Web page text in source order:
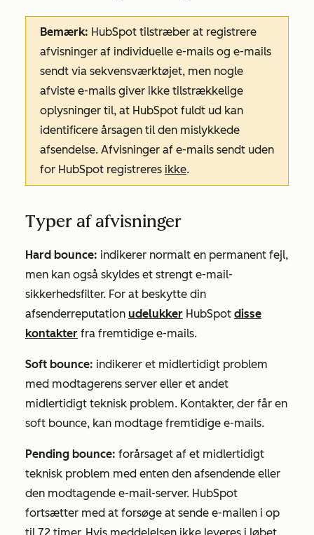
Bemærk: HubSpot tilstræber at registrere
afvisninger af individuelle e-mails og e-mails
sendt via sekvensværktøjet, men nogle
afviste e-mails giver ikke tilstrækkelige
oplysninger til, at HubSpot fuldt ud kan
identificere årsagen til den mislykkede
afsendelse. Afvisninger af e-mails sendt uden
for HubSpot registreres ikke.
Typer af afvisninger
Hard bounce: indikerer normalt en permanent fejl,
men kan også skyldes et strengt e-mail-
sikkerhedsfilter. For at beskytte din
afsenderreputation udelukker HubSpot disse
kontakter fra fremtidige e-mails.
Soft bounce: indikerer et midlertidigt problem
med modtagerens server eller et andet
midlertidigt teknisk problem. Kontakter, der får en
soft bounce, kan modtage fremtidige e-mails.
Pending bounce: forårsaget af et midlertidigt
teknisk problem med enten den afsendende eller
den modtagende e-mail-server. HubSpot
fortsætter med at forsøge at sende e-mailen i op